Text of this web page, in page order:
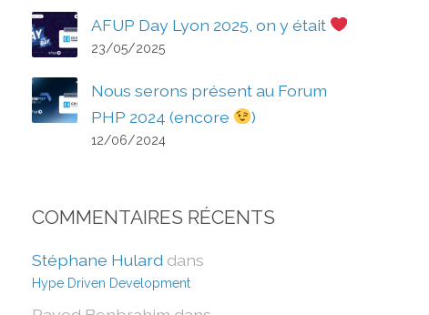
AFUP Day Lyon 2025, on y était
23/05/2025
Nous serons présent au Forum
PHP 2024 (encore
)
12/06/2024
COMMENTAIRES RÉCENTS
Stéphane Hulard dans
Hype Driven Development